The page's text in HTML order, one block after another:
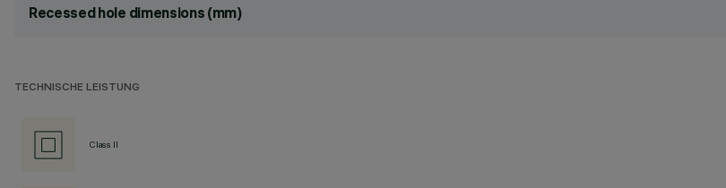
Recessed hole dimensions (mm)
TECHNISCHE LEISTUNG
Class II